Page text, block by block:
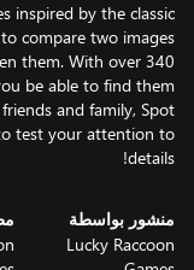
inspired by the classic
compare two images
them. With over 340
be able to find them
and family, Spot
test your attention to
details!
منشور بواسطة
Lucky Raccoon